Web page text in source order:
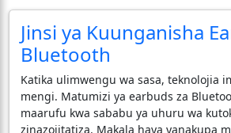
Jinsi ya Kuunganisha
Bluetooth
Katika ulimwengu wa sasa, teknolojia
mengi. Matumizi ya earbuds za
maarufu kwa sababu ya uhuru wa
zinazojitatiza. Makala haya yanakupa